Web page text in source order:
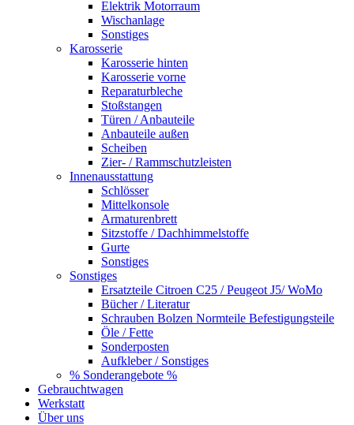
Elektrik Motorraum
Wischanlage
Sonstiges
Karosserie
Karosserie hinten
Karosserie vorne
Reparaturbleche
Stoßstangen
Türen / Anbauteile
Anbauteile außen
Scheiben
Zier- / Rammschutzleisten
Innenausstattung
Schlösser
Mittelkonsole
Armaturenbrett
Sitzstoffe / Dachhimmelstoffe
Gurte
Sonstiges
Sonstiges
Ersatzteile Citroen C25 / Peugeot J5/ WoMo
Bücher / Literatur
Schrauben Bolzen Normteile Befestigungsteile
Öle / Fette
Sonderposten
Aufkleber / Sonstiges
% Sonderangebote %
Gebrauchtwagen
Werkstatt
Über uns